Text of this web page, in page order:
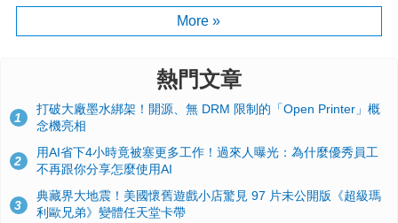
More »
熱門文章
1
打破大廠墨水綁架！開源、無 DRM 限制的「Open Printer」概
念機亮相
2
用AI省下4小時竟被塞更多工作！過來人曝光：為什麼優秀員工
不再跟你分享怎麼使用AI
3
典藏界大地震！美國懷舊遊戲小店驚見 97 片未公開版《超級瑪
利歐兄弟》變體任天堂卡帶